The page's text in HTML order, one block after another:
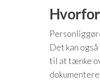
Det kan
til at tænke